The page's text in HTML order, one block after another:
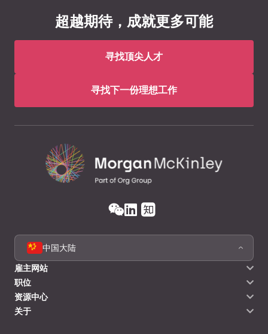
超越期待，成就更多可能
寻找顶尖人才
寻找下一份理想工作
中国大陆
雇主网站
职位
资源中心
关于